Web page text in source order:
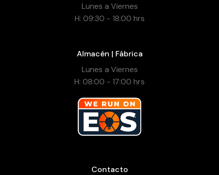
Lunes a Viernes
H: 09:30 - 18:00 hrs
Almacén | Fábrica
Lunes a Viernes
H: 08:00 - 17:00 hrs
Contacto